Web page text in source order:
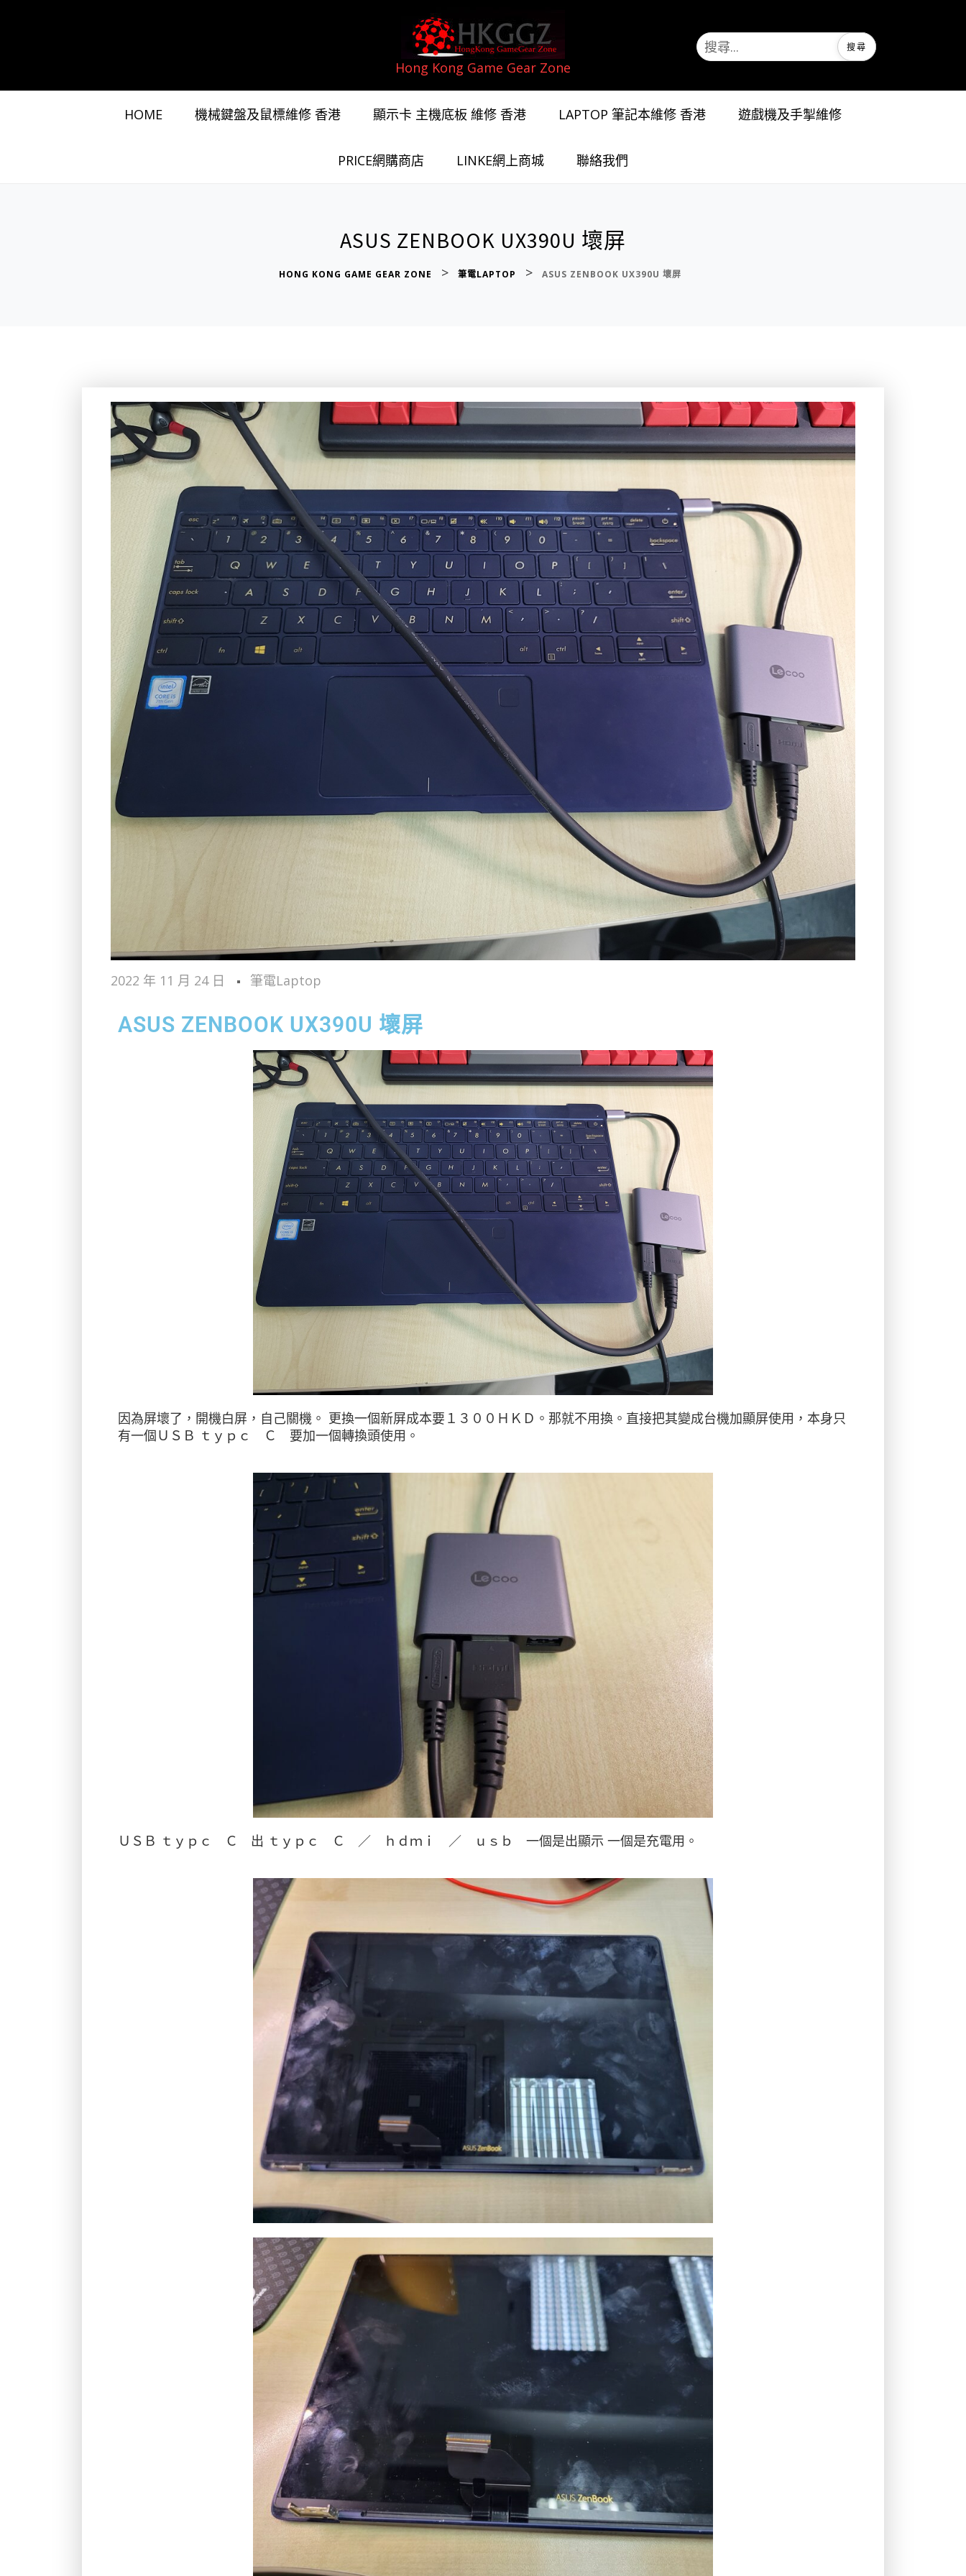
Hong Kong Game Gear Zone
HOME 機械鍵盤及鼠標維修 香港 顯示卡 主機底板 維修 香港 LAPTOP 筆記本維修 香港 遊戲機及手掣維修
PRICE網購商店 LINKE網上商城 聯絡我們
ASUS ZENBOOK UX390U 壞屏
HONG KONG GAME GEAR ZONE > 筆電LAPTOP > ASUS ZENBOOK UX390U 壞屏
2022 年 11 月 24 日 筆電Laptop
ASUS ZENBOOK UX390U 壞屏
因為屏壞了，開機白屏，自己關機。 更換一個新屏成本要１３００ＨＫＤ。那就不用換。直接把其變成台機加顯屏使用，本身只
有一個ＵＳＢ ｔｙｐｃ Ｃ 要加一個轉換頭使用。
ＵＳＢ ｔｙｐｃ Ｃ 出 ｔｙｐｃ Ｃ ／ ｈｄｍｉ ／ ｕｓｂ 一個是出顯示 一個是充電用。